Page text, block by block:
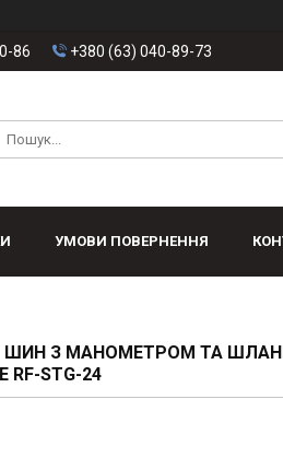
86 +380 (63) 040-89-73
УМОВИ ПОВЕРНЕННЯ
ШИН З МАНОМЕТРОМ ТА
RF-STG-24